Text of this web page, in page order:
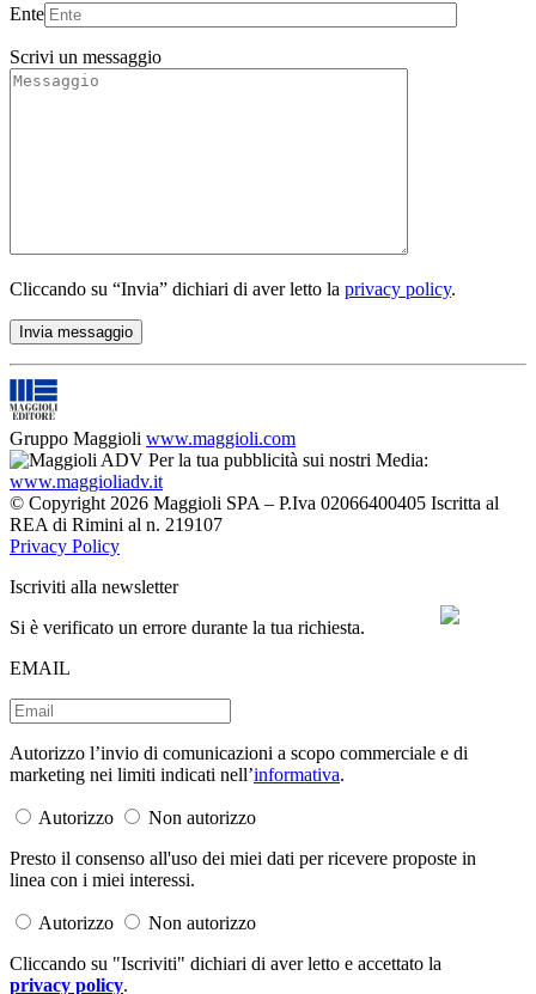
Ente
Scrivi un messaggio
Cliccando su “Invia” dichiari di aver letto la privacy policy.
Gruppo Maggioli www.maggioli.com
Per la tua pubblicità sui nostri Media:
www.maggioliadv.it
© Copyright 2026 Maggioli SPA – P.Iva 02066400405 Iscritta al
REA di Rimini al n. 219107
Privacy Policy
Iscriviti alla newsletter
Si è verificato un errore durante la tua richiesta.
EMAIL
Autorizzo l’invio di comunicazioni a scopo commerciale e di
marketing nei limiti indicati nell’informativa.
Autorizzo
Non autorizzo
Presto il consenso all'uso dei miei dati per ricevere proposte in
linea con i miei interessi.
Autorizzo
Non autorizzo
Cliccando su "Iscriviti" dichiari di aver letto e accettato la
privacy policy.